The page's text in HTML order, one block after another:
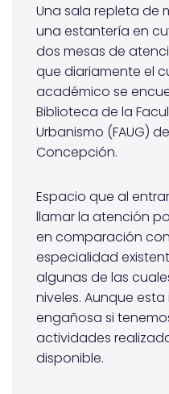
Una sala repleta de
una estantería en
dos mesas de
que diariamente el
académico se
Biblioteca de la
Urbanismo (FAUG)
Concepción.
Espacio que al
llamar la atención
en comparación
especialidad
algunas de las
niveles. Aunque
engañosa si
actividades
disponible.